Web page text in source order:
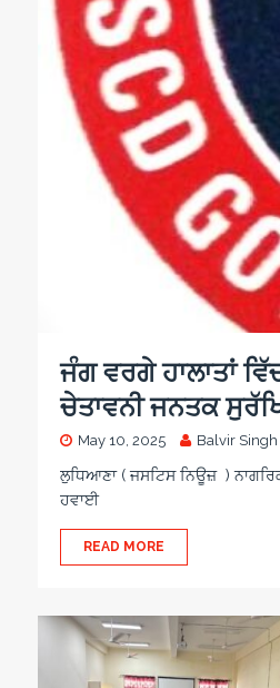
ਜੰਗ ਵਰਗੇ ਹਾਲਾਤਾਂ
ਚੇਤਾਵਨੀ ਜਨਤਕ
May 10, 2025 Balvir Singh
ਲੁਧਿਆਣਾ ( ਜਸਟਿਸ ਨਿਊਜ਼ )
ਹਵਾਈ
READ MORE